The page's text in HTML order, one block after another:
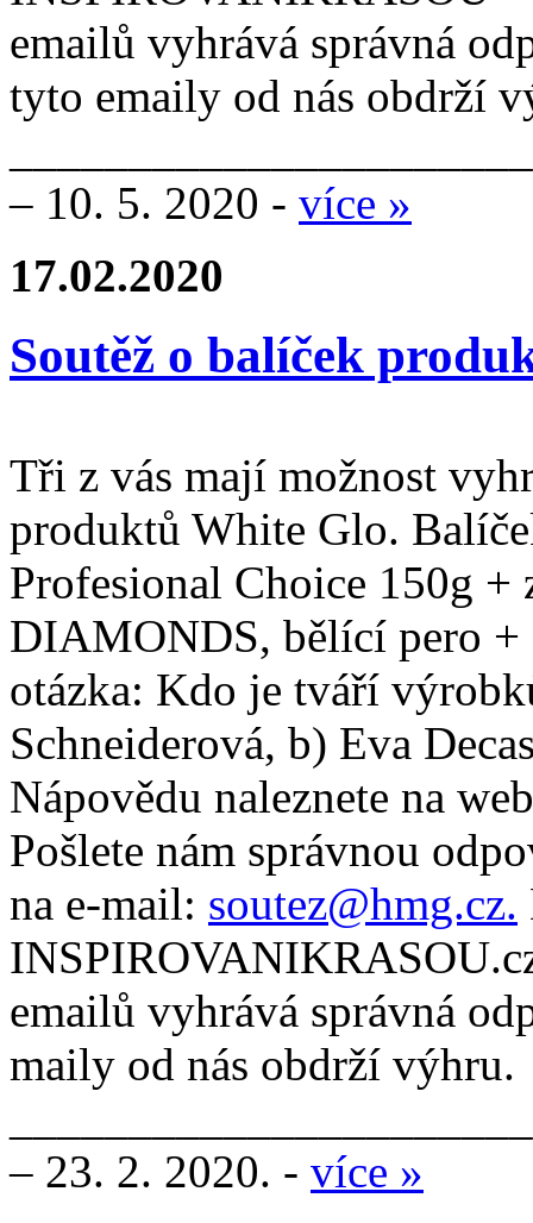
emailů vyhrává správná
tyto emaily od nás obdrží
– 10. 5. 2020 - více »
17.02.2020
Soutěž o balíček
Tři z vás mají možnost
produktů White Glo.
Profesional Choice 150g
DIAMONDS, bělící pero +
otázka: Kdo je tváří
Schneiderová, b) Eva
Nápovědu naleznete na
Pošlete nám správnou
na e-mail: soutez@hmg.cz.
emailů vyhrává správná
maily od nás obdrží výhru.
– 23. 2. 2020. - více »